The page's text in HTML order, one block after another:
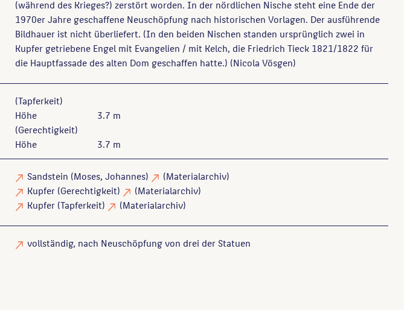
(während des Krieges?) zerstört worden. In der nördlichen Nische steht eine Ende der
1970er Jahre geschaffene Neuschöpfung nach historischen Vorlagen. Der ausführende
Bildhauer ist nicht überliefert. (In den beiden Nischen standen ursprünglich zwei in
Kupfer getriebene Engel mit Evangelien / mit Kelch, die Friedrich Tieck 1821/1822 für
die Hauptfassade des alten Dom geschaffen hatte.) (Nicola Vösgen)
(Tapferkeit)
Höhe
(Gerechtigkeit)
Höhe
3.7 m
3.7 m
Sandstein (Moses, Johannes)
(Materialarchiv)
Kupfer (Gerechtigkeit)
(Materialarchiv)
Kupfer (Tapferkeit) (Materialarchiv)
vollständig, nach Neuschöpfung von drei der Statuen